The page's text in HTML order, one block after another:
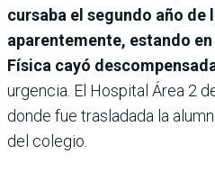
cursaba el segundo año de
aparentemente, estando
Física cayó
urgencia. El Hospital Área 2
donde fue trasladada la
del colegio.